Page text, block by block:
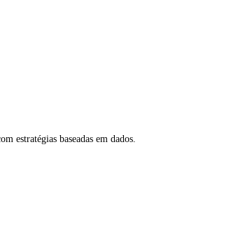
estratégias baseadas em dados.